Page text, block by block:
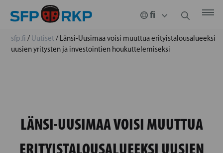
sfp.fi / Uutiset/ Länsi-Uusimaa voisi muuttua erityistalousalueeksi
uusien yritysten ja investointien houkuttelemiseksi
LÄNSI-UUSIMAA VOISI MUUTTUA
ERITYISTALOUSALUEEKSI UUSIEN